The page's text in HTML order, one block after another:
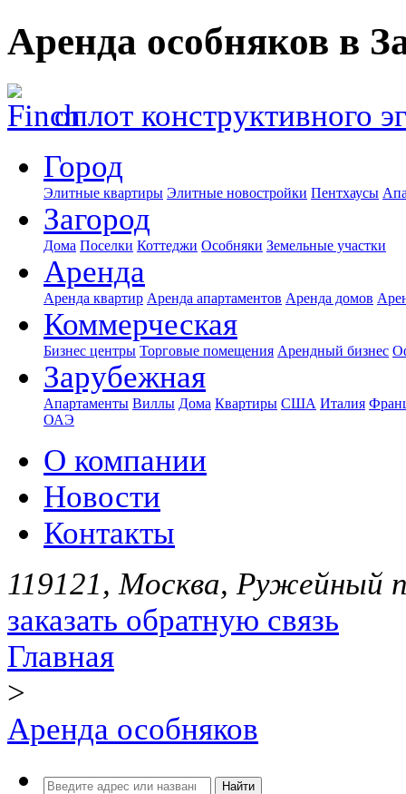
Аренда особняков в
оплот конструктивного
Город
Элитные квартиры Элитные новостройки Пентхаусы
Загород
Дома Поселки Коттеджи Особняки Земельные участки
Аренда
Аренда квартир Аренда апартаментов Аренда домов
Коммерческая
Бизнес центры Торговые помещения Арендный бизнес
Зарубежная
Апартаменты Виллы Дома Квартиры США Италия
ОАЭ
О компании
Новости
Контакты
119121, Москва, Ружейный
заказать обратную связь
Главная
>
Аренда особняков